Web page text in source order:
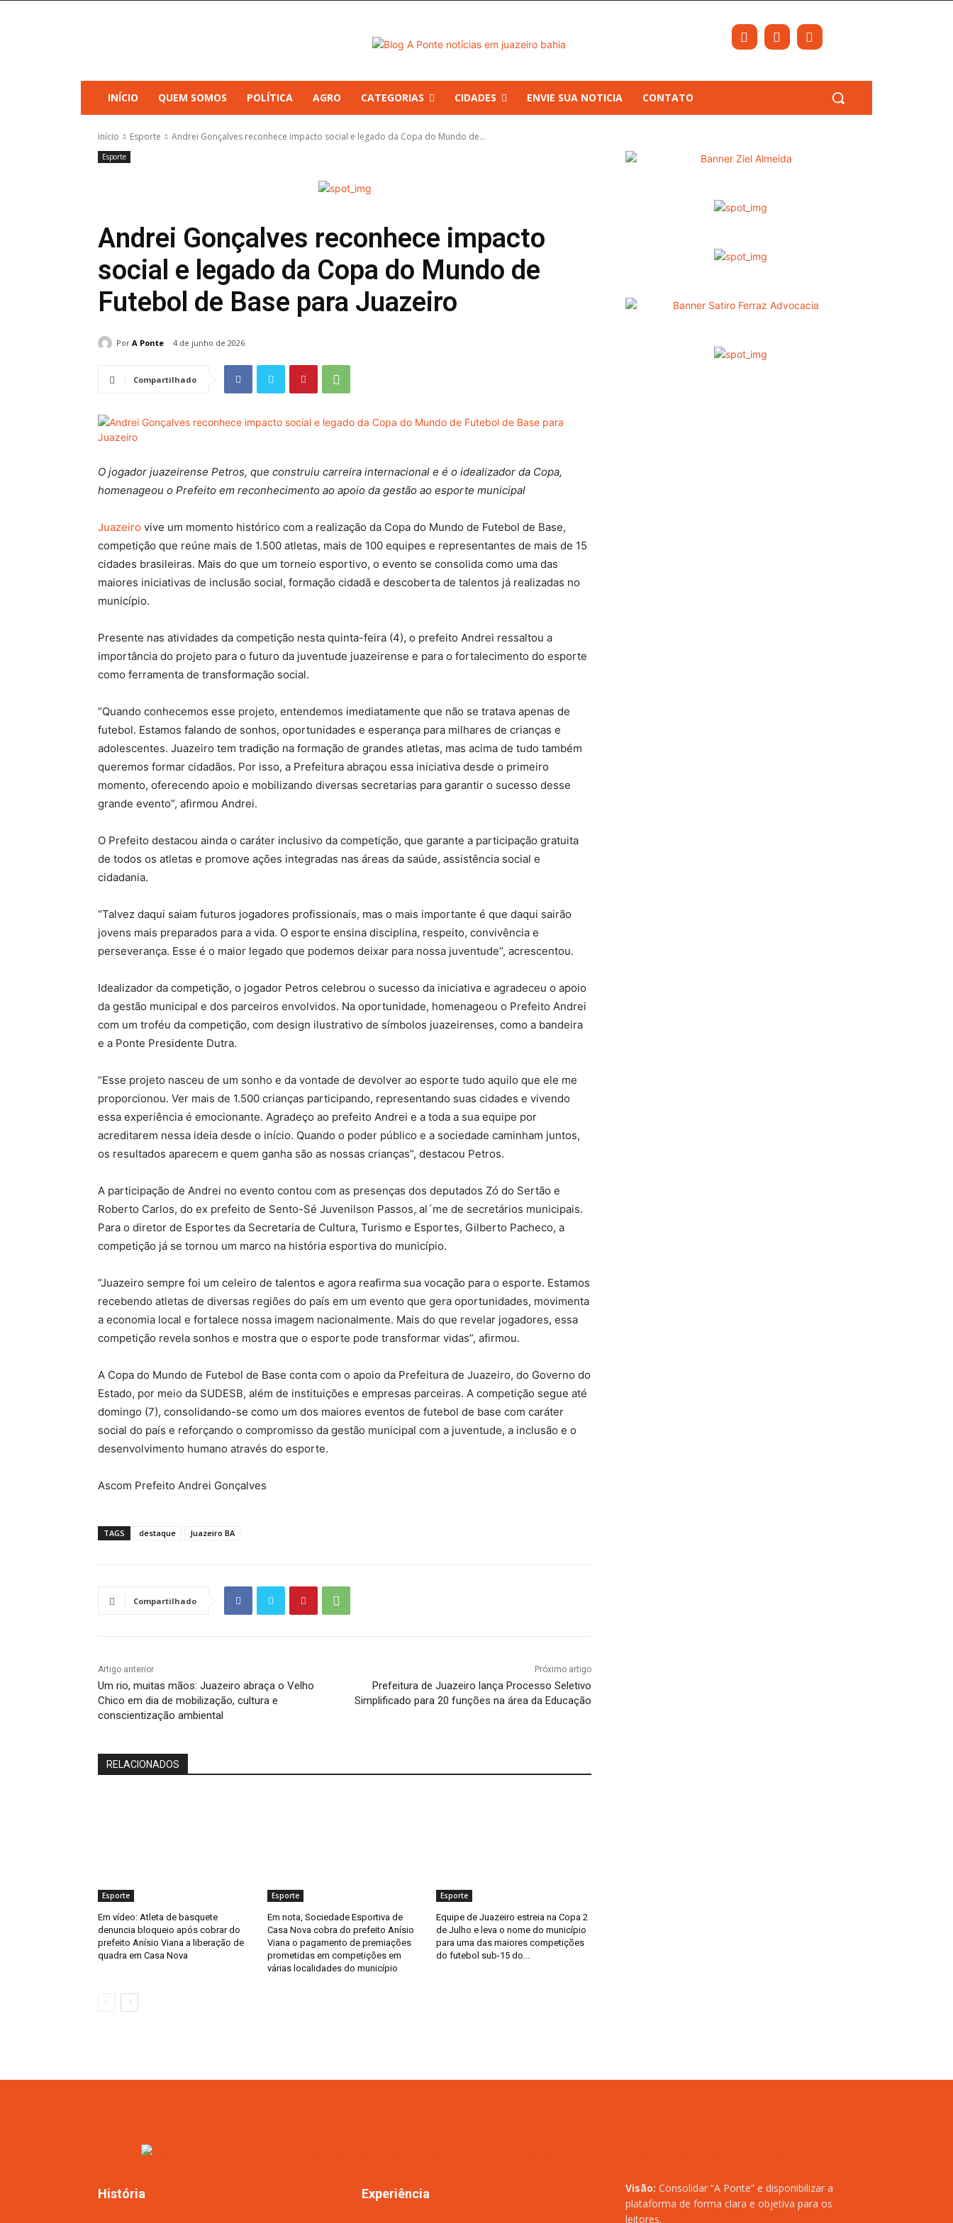
INÍCIO QUEM SOMOS POLÍTICA AGRO CATEGORIAS CIDADES ENVIE SUA NOTICIA CONTATO
Início Esporte Andrei Gonçalves reconhece impacto social e legado da Copa do Mundo de...
Esporte
Andrei Gonçalves reconhece impacto
social e legado da Copa do Mundo de
Futebol de Base para Juazeiro
Por A Ponte 4 de junho de 2026
Compartilhado
O jogador juazeirense Petros, que construiu carreira internacional e é o idealizador da Copa,
homenageou o Prefeito em reconhecimento ao apoio da gestão ao esporte municipal
Juazeiro vive um momento histórico com a realização da Copa do Mundo de Futebol de Base,
competição que reúne mais de 1.500 atletas, mais de 100 equipes e representantes de mais de 15
cidades brasileiras. Mais do que um torneio esportivo, o evento se consolida como uma das
maiores iniciativas de inclusão social, formação cidadã e descoberta de talentos já realizadas no
município.
Presente nas atividades da competição nesta quinta-feira (4), o prefeito Andrei ressaltou a
importância do projeto para o futuro da juventude juazeirense e para o fortalecimento do esporte
como ferramenta de transformação social.
“Quando conhecemos esse projeto, entendemos imediatamente que não se tratava apenas de
futebol. Estamos falando de sonhos, oportunidades e esperança para milhares de crianças e
adolescentes. Juazeiro tem tradição na formação de grandes atletas, mas acima de tudo também
queremos formar cidadãos. Por isso, a Prefeitura abraçou essa iniciativa desde o primeiro
momento, oferecendo apoio e mobilizando diversas secretarias para garantir o sucesso desse
grande evento”, afirmou Andrei.
O Prefeito destacou ainda o caráter inclusivo da competição, que garante a participação gratuita
de todos os atletas e promove ações integradas nas áreas da saúde, assistência social e
cidadania.
“Talvez daqui saiam futuros jogadores profissionais, mas o mais importante é que daqui sairão
jovens mais preparados para a vida. O esporte ensina disciplina, respeito, convivência e
perseverança. Esse é o maior legado que podemos deixar para nossa juventude”, acrescentou.
Idealizador da competição, o jogador Petros celebrou o sucesso da iniciativa e agradeceu o apoio
da gestão municipal e dos parceiros envolvidos. Na oportunidade, homenageou o Prefeito Andrei
com um troféu da competição, com design ilustrativo de símbolos juazeirenses, como a bandeira
e a Ponte Presidente Dutra.
“Esse projeto nasceu de um sonho e da vontade de devolver ao esporte tudo aquilo que ele me
proporcionou. Ver mais de 1.500 crianças participando, representando suas cidades e vivendo
essa experiência é emocionante. Agradeço ao prefeito Andrei e a toda a sua equipe por
acreditarem nessa ideia desde o início. Quando o poder público e a sociedade caminham juntos,
os resultados aparecem e quem ganha são as nossas crianças”, destacou Petros.
A participação de Andrei no evento contou com as presenças dos deputados Zó do Sertão e
Roberto Carlos, do ex prefeito de Sento-Sé Juvenilson Passos, al´me de secretários municipais.
Para o diretor de Esportes da Secretaria de Cultura, Turismo e Esportes, Gilberto Pacheco, a
competição já se tornou um marco na história esportiva do município.
“Juazeiro sempre foi um celeiro de talentos e agora reafirma sua vocação para o esporte. Estamos
recebendo atletas de diversas regiões do país em um evento que gera oportunidades, movimenta
a economia local e fortalece nossa imagem nacionalmente. Mais do que revelar jogadores, essa
competição revela sonhos e mostra que o esporte pode transformar vidas”, afirmou.
A Copa do Mundo de Futebol de Base conta com o apoio da Prefeitura de Juazeiro, do Governo do
Estado, por meio da SUDESB, além de instituições e empresas parceiras. A competição segue até
domingo (7), consolidando-se como um dos maiores eventos de futebol de base com caráter
social do país e reforçando o compromisso da gestão municipal com a juventude, a inclusão e o
desenvolvimento humano através do esporte.
Ascom Prefeito Andrei Gonçalves
TAGS destaque Juazeiro BA
Compartilhado
Artigo anterior
Um rio, muitas mãos: Juazeiro abraça o Velho
Chico em dia de mobilização, cultura e
conscientização ambiental
Próximo artigo
Prefeitura de Juazeiro lança Processo Seletivo
Simplificado para 20 funções na área da Educação
RELACIONADOS
Esporte
Em vídeo: Atleta de basquete
denuncia bloqueio após cobrar do
prefeito Anísio Viana a liberação de
quadra em Casa Nova
Esporte
Em nota, Sociedade Esportiva de
Casa Nova cobra do prefeito Anísio
Viana o pagamento de premiações
prometidas em competições em
várias localidades do município
Esporte
Equipe de Juazeiro estreia na Copa 2
de Julho e leva o nome do município
para uma das maiores competições
do futebol sub-15 do...
História Experiência Visão: Consolidar “A Ponte” e disponibilizar a
plataforma de forma clara e objetiva para os
leitores.